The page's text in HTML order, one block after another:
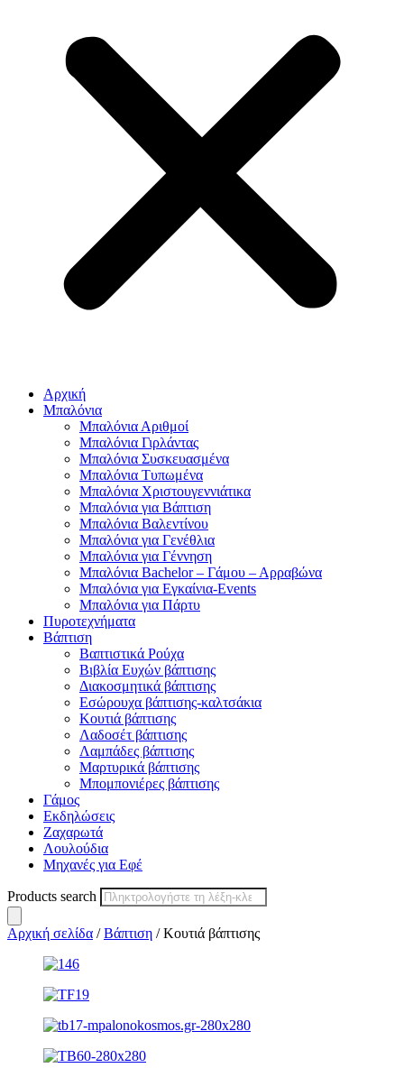
Αρχική
Μπαλόνια
Μπαλόνια Αριθμοί
Μπαλόνια Γιρλάντας
Μπαλόνια Συσκευασμένα
Μπαλόνια Τυπωμένα
Μπαλόνια Χριστουγεννιάτικα
Μπαλόνια για Βάπτιση
Μπαλόνια Βαλεντίνου
Μπαλόνια για Γενέθλια
Μπαλόνια για Γέννηση
Μπαλόνια Bachelor – Γάμου – Αρραβώνα
Μπαλόνια για Εγκαίνια-Events
Μπαλόνια για Πάρτυ
Πυροτεχνήματα
Βάπτιση
Βαπτιστικά Ρούχα
Βιβλία Ευχών βάπτισης
Διακοσμητικά βάπτισης
Εσώρουχα βάπτισης-καλτσάκια
Κουτιά βάπτισης
Λαδοσέτ βάπτισης
Λαμπάδες βάπτισης
Μαρτυρικά βάπτισης
Μπομπονιέρες βάπτισης
Γάμος
Εκδηλώσεις
Ζαχαρωτά
Λουλούδια
Μηχανές για Εφέ
Products search
Αρχική σελίδα /Βάπτιση / Κουτιά βάπτισης